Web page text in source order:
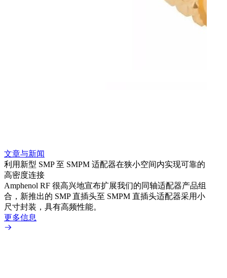
文章与新闻
利用新型 SMP 至 SMPM 适配器在狭小空间内实现可靠的
高密度连接
Amphenol RF 很高兴地宣布扩展我们的同轴适配器产品组
合，新推出的 SMP 直插头至 SMPM 直插头适配器采用小
尺寸封装，具有高频性能。
更多信息